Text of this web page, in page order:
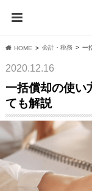
HOME 会計・税務 一
2020.12.16
一括償却の使い
ても解説